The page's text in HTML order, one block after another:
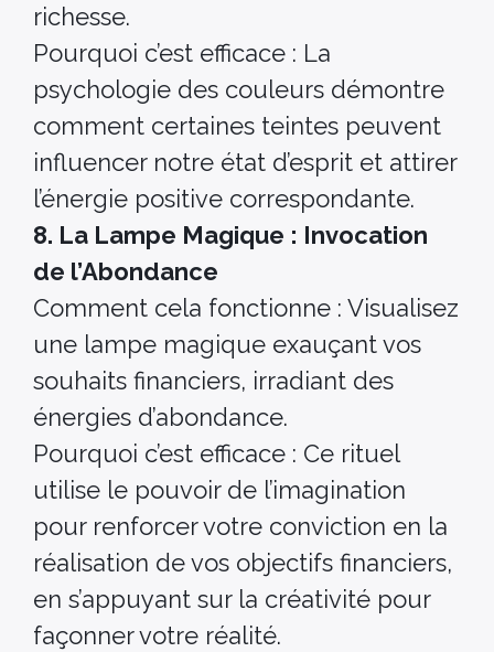
richesse.
Pourquoi c’est efficace : La
psychologie des couleurs démontre
comment certaines teintes peuvent
influencer notre état d’esprit et attirer
l’énergie positive correspondante.
8. La Lampe Magique : Invocation
de l’Abondance
Comment cela fonctionne : Visualisez
une lampe magique exauçant vos
souhaits financiers, irradiant des
énergies d’abondance.
Pourquoi c’est efficace : Ce rituel
utilise le pouvoir de l’imagination
pour renforcer votre conviction en la
réalisation de vos objectifs financiers,
en s’appuyant sur la créativité pour
façonner votre réalité.